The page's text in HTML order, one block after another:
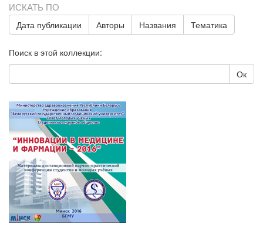
ИСКАТЬ ПО
Дата публикации Авторы Названия Тематика
Поиск в этой коллекции:
Ок